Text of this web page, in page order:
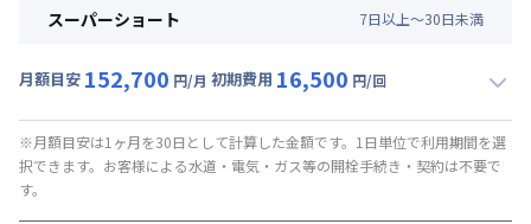
その他費用 :
初期費用
月額賃料目安(30日利用)
光熱費他 : 24,000円/月 (800円/日) (税抜)
その他費用 :
管理費: 24,000円/月 (800円/日)
初期費用
スーパーショート 7日以上～30日未満
月額目安 152,700 円/月 初期費用 16,500 円/回
月額賃料目安(30日利用)
賃料 : 93,000円/月 (3,100円/日) (税抜)
光熱費他 :
※月額目安は1ヶ月を30日として計算した金額です。1日単位で利用期間を選
択できます。お客様による水道・電気・ガス等の開栓手続き・契約は不要で
す。